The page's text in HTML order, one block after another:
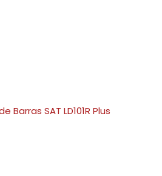
SAT LD101R Plus